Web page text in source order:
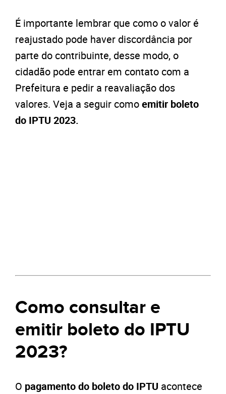
É importante lembrar que como o valor é
reajustado pode haver discordância por
parte do contribuinte, desse modo, o
cidadão pode entrar em contato com a
Prefeitura e pedir a reavaliação dos
valores. Veja a seguir comoemitir boleto
do IPTU 2023.
Como consultar e
emitir boleto do IPTU
2023?
O pagamento do boleto do IPTU acontece